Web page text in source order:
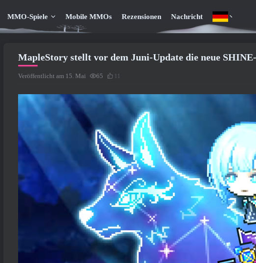
MMO-Spiele Mobile MMOs Rezensionen Nachricht
MapleStory stellt vor dem Juni-Update die neue
Veröffentlicht am 15. Mai 65